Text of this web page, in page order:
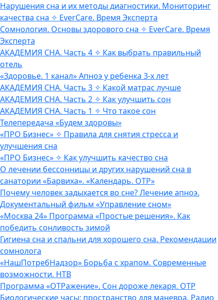
Нарушения сна и их методы диагностики. Мониторинг
качества сна ✧ EverCare. Время Эксперта
Сомнология. Основы здорового сна ✧ EverCare. Время
Эксперта
АКАДЕМИЯ СНА. Часть 4 ✧ Как выбрать правильный
отель
«Здоровье. 1 канал» Апноэ у ребенка 3-х лет
АКАДЕМИЯ СНА. Часть 3 ✧ Какой матрас лучше
АКАДЕМИЯ СНА. Часть 2 ✧ Как улучшить сон
АКАДЕМИЯ СНА. Часть 1 ✧ Что такое сон
Телепередача «Будем здоровы»
«ПРО Бизнес» ✧ Правила для снятия стресса и
улучшения сна
«ПРО Бизнес» ✧ Как улучшить качество сна
О лечении бессонницы и других нарушений сна в
санатории «Барвиха». «Календарь. ОТР»
Почему человек задыхается во сне? Лечение апноэ.
Документальный фильм «Управление сном»
«Москва 24» Программа «Простые решения». Как
победить сонливость зимой
Гигиена сна и спальни для хорошего сна. Рекомендации
сомнолога
«НашПотребНадзор» Борьба с храпом. Современные
возможности. НТВ
Программа «ОТРажение». Сон дороже лекаря. ОТР
Биологические часы: пространство для маневра. Радио